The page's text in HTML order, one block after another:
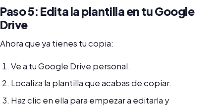
Paso 5: Edita la plantilla en tu Google
Drive
Ahora que ya tienes tu copia:
Ve a tu Google Drive personal.
Localiza la plantilla que acabas de copiar.
Haz clic en ella para empezar a editarla y